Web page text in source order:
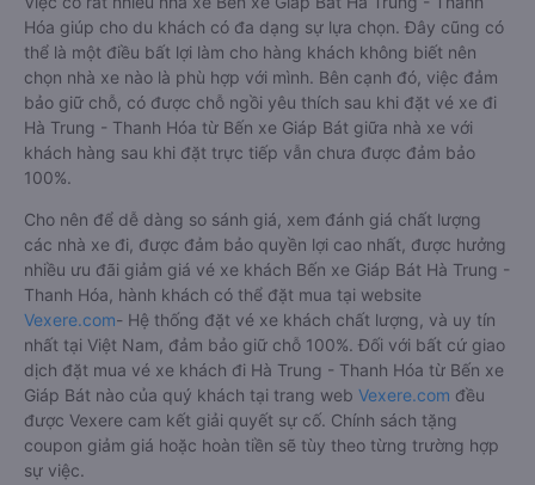
Hóa giúp cho du khách có đa dạng sự lựa chọn. Đây cũng có
thể là một điều bất lợi làm cho hàng khách không biết nên
chọn nhà xe nào là phù hợp với mình. Bên cạnh đó, việc đảm
bảo giữ chỗ, có được chỗ ngồi yêu thích sau khi đặt vé xe đi
Hà Trung - Thanh Hóa từ Bến xe Giáp Bát giữa nhà xe với
khách hàng sau khi đặt trực tiếp vẫn chưa được đảm bảo
100%.
Cho nên để dễ dàng so sánh giá, xem đánh giá chất lượng
các nhà xe đi, được đảm bảo quyền lợi cao nhất, được hưởng
nhiều ưu đãi giảm giá vé xe khách Bến xe Giáp Bát Hà Trung -
Thanh Hóa, hành khách có thể đặt mua tại website
Vexere.com- Hệ thống đặt vé xe khách chất lượng, và uy tín
nhất tại Việt Nam, đảm bảo giữ chỗ 100%. Đối với bất cứ giao
dịch đặt mua vé xe khách đi Hà Trung - Thanh Hóa từ Bến xe
Giáp Bát nào của quý khách tại trang web Vexere.com đều
được Vexere cam kết giải quyết sự cố. Chính sách tặng
coupon giảm giá hoặc hoàn tiền sẽ tùy theo từng trường hợp
sự việc.